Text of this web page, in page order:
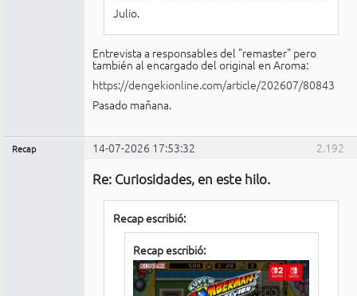
Julio.
Entrevista a responsables del "remaster" pero
también al encargado del original en Aroma:
https://dengekionline.com/article/202607/80843
Pasado mañana.
2.192
Recap 14-07-2026 17:53:32
Re: Curiosidades, en este hilo.
Recap escribió:
Recap escribió: